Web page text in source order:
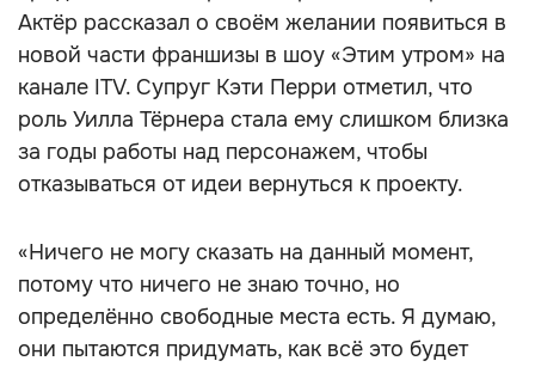
Актёр рассказал о своём желании появиться в
новой части франшизы в шоу «Этим утром» на
канале ITV. Супруг Кэти Перри отметил, что
роль Уилла Тёрнера стала ему слишком близка
за годы работы над персонажем, чтобы
отказываться от идеи вернуться к проекту.
«Ничего не могу сказать на данный момент,
потому что ничего не знаю точно, но
определённо свободные места есть. Я думаю,
они пытаются придумать, как всё это будет